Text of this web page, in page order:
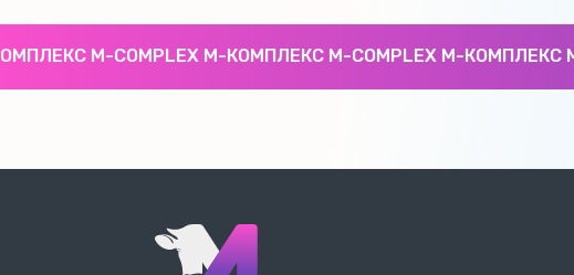
M-COMPLEX М-КОМПЛЕКС M-COMPLEX М-КОМПЛЕКС